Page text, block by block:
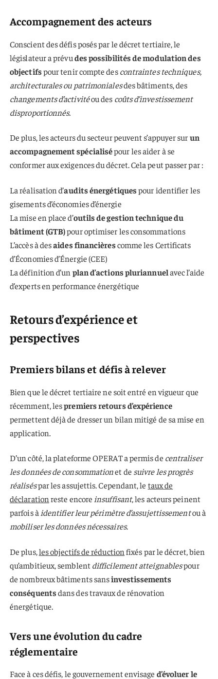
Accompagnement des acteurs
Conscient des défis posés par le décret tertiaire, le
législateur a prévudes possibilités de modulation des
objectifspour tenir compte descontraintes techniques,
architecturales ou patrimonialesdes bâtiments, des
changements d’activitéou des coûts d’investissement
disproportionnés.
De plus, les acteurs du secteur peuvent s’appuyer surun
accompagnement spécialisépour les aider à se
conformer aux exigences du décret. Cela peut passer par :
La réalisation d’audits énergétiquespour identifier les
gisements d’économies d’énergie
La mise en place d’outils de gestion technique du
bâtiment (GTB)pour optimiser les consommations
L’accès à desaides financièrescomme les Certificats
d’Économies d’Énergie (CEE)
La définition d’un plan d’actions pluriannuelavec l’aide
d’experts en performance énergétique
Retours d’expérience et
perspectives
Premiers bilans et défis à relever
Bien que le décret tertiaire ne soit entré en vigueur que
récemment, lespremiers retours d’expérience
permettent déjà de dresser un bilan mitigé de sa mise en
application.
D’un côté, la plateforme OPERAT a permis de centraliser
les données de consommationet de suivre les progrès
réaliséspar les assujettis. Cependant, le taux de
déclaration reste encore insuffisant, les acteurs peinent
parfois à identifier leur périmètre d’assujettissementou à
mobiliser les données nécessaires.
De plus,les objectifs de réduction fixés par le décret, bien
qu’ambitieux, semblentdifficilement atteignablespour
de nombreux bâtiments sansinvestissements
conséquentsdans des travaux de rénovation
énergétique.
Vers une évolution du cadre
réglementaire
Face à ces défis, le gouvernement envisage d’évoluer le